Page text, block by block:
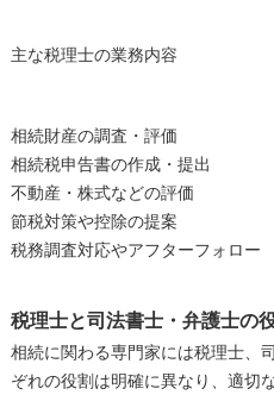
主な税理士の業務内容
相続財産の調査・評価
相続税申告書の作成・提出
不動産・株式などの評価
節税対策や控除の提案
税務調査対応やアフターフォロー
税理士と司法書士・弁護士の
相続に関わる専門家には税理士、
ぞれの役割は明確に異なり、適切